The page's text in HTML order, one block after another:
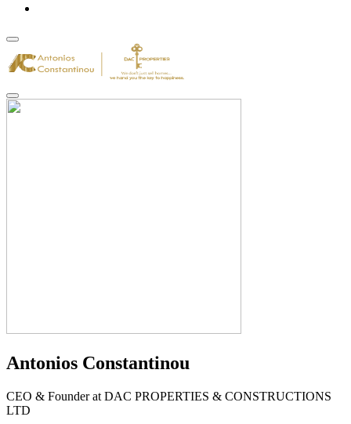
Antonios Constantinou
CEO & Founder at DAC PROPERTIES & CONSTRUCTIONS
LTD